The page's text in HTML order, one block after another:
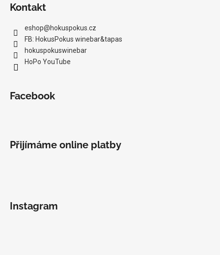
Kontakt
eshop@hokuspokus.cz
FB: HokusPokus winebar&tapas
hokuspokuswinebar
HoPo YouTube
Facebook
Přijímáme online platby
Instagram